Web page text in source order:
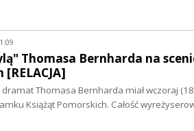
Thomasa Bernharda na
Thomasa Bernharda miał wczoraj
Książąt Pomorskich. Całość